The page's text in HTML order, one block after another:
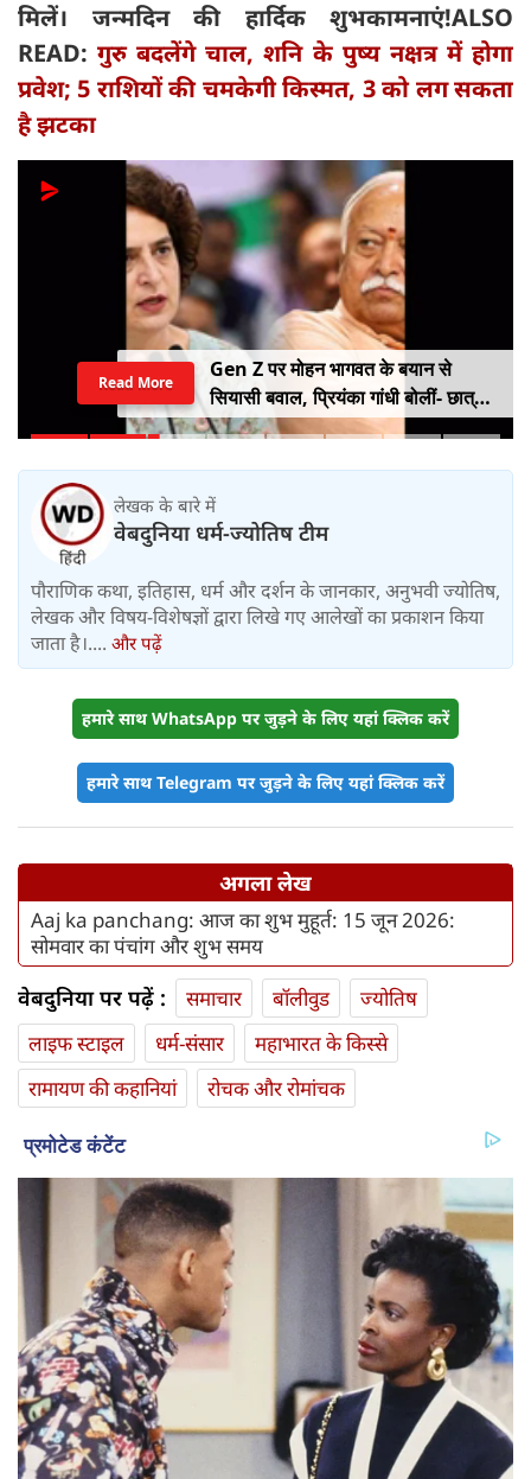
मिलें। जन्मदिन की हार्दिक शुभकामनाएं!ALSO
READ:गुरु बदलेंगे चाल, शनि के पुष्य नक्षत्र में होगा
प्रवेश; 5 राशियों की चमकेगी किस्मत, 3 को लग सकता
है झटका
Gen Z पर मोहन भागवत के बयान से
सियासी बवाल, प्रियंका गांधी बोलीं- छात्रों
को किसी सर्टिफिकेट की जरूरत नहीं
Read More
लेखक के बारे में
वेबदुनिया धर्म-ज्योतिष टीम
पौराणिक कथा, इतिहास, धर्म और दर्शन के जानकार, अनुभवी ज्योतिष,
लेखक और विषय-विशेषज्ञों द्वारा लिखे गए आलेखों का प्रकाशन किया
जाता है।.... और पढ़ें
हमारे साथ WhatsApp पर जुड़ने के लिए यहां क्लिक करें
हमारे साथ Telegram पर जुड़ने के लिए यहां क्लिक करें
अगला लेख
Aaj ka panchang: आज का शुभ मुहूर्त: 15 जून 2026:
सोमवार का पंचांग और शुभ समय
वेबदुनिया पर पढ़ें : समाचार बॉलीवुड
ज्योतिष
लाइफ स्‍टाइल
धर्म-संसार
महाभारत के किस्से
रामायण की कहानियां
रोचक और रोमांचक